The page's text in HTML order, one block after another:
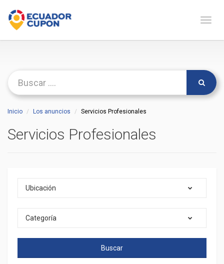
Inicio Los anuncios Servicios Profesionales
Servicios Profesionales
Ubicación
Categoría
Buscar